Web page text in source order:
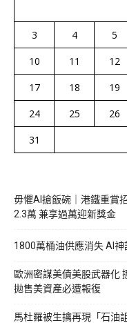
3
4 5
10
11 12
17
18 19
24
25 26
31
毋懼AI搶飯碗｜港鐵重賞
2.3萬 兼享過萬迎新獎金
1800萬桶油供應消失 AI
歐洲密謀美債美股武器化
拋售美資產必遭報復
馬杜羅被生擒再現「石油